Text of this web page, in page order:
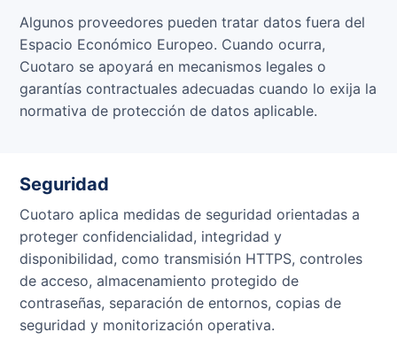
Algunos proveedores pueden tratar datos fuera del
Espacio Económico Europeo. Cuando ocurra,
Cuotaro se apoyará en mecanismos legales o
garantías contractuales adecuadas cuando lo exija la
normativa de protección de datos aplicable.
Seguridad
Cuotaro aplica medidas de seguridad orientadas a
proteger confidencialidad, integridad y
disponibilidad, como transmisión HTTPS, controles
de acceso, almacenamiento protegido de
contraseñas, separación de entornos, copias de
seguridad y monitorización operativa.